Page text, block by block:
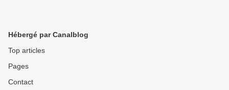
Hébergé par Canalblog
Top articles
Pages
Contact